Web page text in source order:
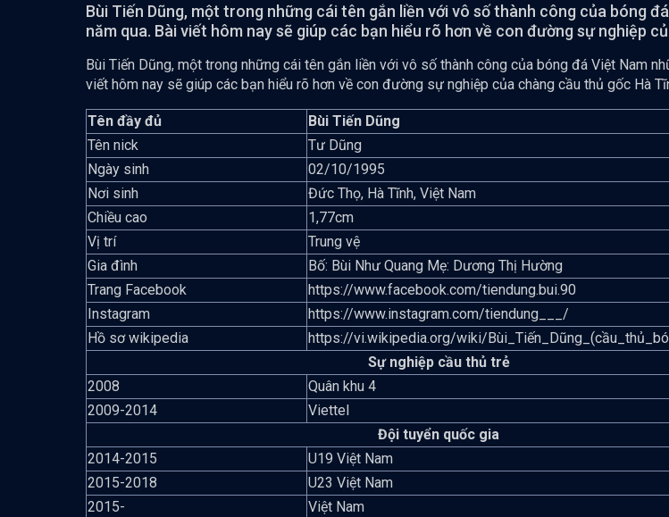
Bùi Tiến Dũng, một trong những cái tên gắn liền với vô số thành công của bóng
năm qua. Bài viết hôm nay sẽ giúp các bạn hiểu rõ hơn về con đường sự nghiệp
Bùi Tiến Dũng, một trong những cái tên gắn liền với vô số thành công của bóng đá Việt Nam
viết hôm nay sẽ giúp các bạn hiểu rõ hơn về con đường sự nghiệp của chàng cầu thủ gốc Hà
Tên đầy đủ
Bùi Tiến Dũng
Tên nick
Tư Dũng
Ngày sinh
02/10/1995
Nơi sinh
Đức Thọ, Hà Tĩnh, Việt Nam
Chiều cao
1,77cm
Vị trí
Trung vệ
Gia đình
Bố: Bùi Như Quang Mẹ: Dương Thị Hường
Trang Facebook
https://www.facebook.com/tiendung.bui.90
Instagram
https://www.instagram.com/tiendung___/
Hồ sơ wikipedia
https://vi.wikipedia.org/wiki/
Sự nghiệp cầu thủ trẻ
2008
Quân khu 4
2009-2014
Viettel
Đội tuyển quốc gia
2014-2015
U19 Việt Nam
2015-2018
U23 Việt Nam
2015-
Việt Nam